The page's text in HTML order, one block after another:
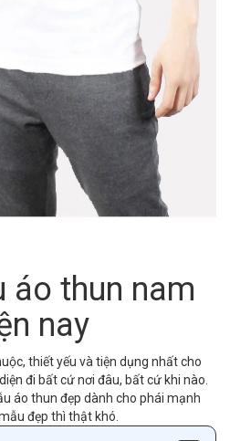
áo thun nam
nay
thiết yếu và tiện dụng nhất cho
đi bất cứ nơi đâu, bất cứ khi nào.
áo thun đẹp dành cho phái mạnh
đẹp thì thật khó.